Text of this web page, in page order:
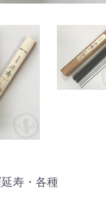
寿・各種